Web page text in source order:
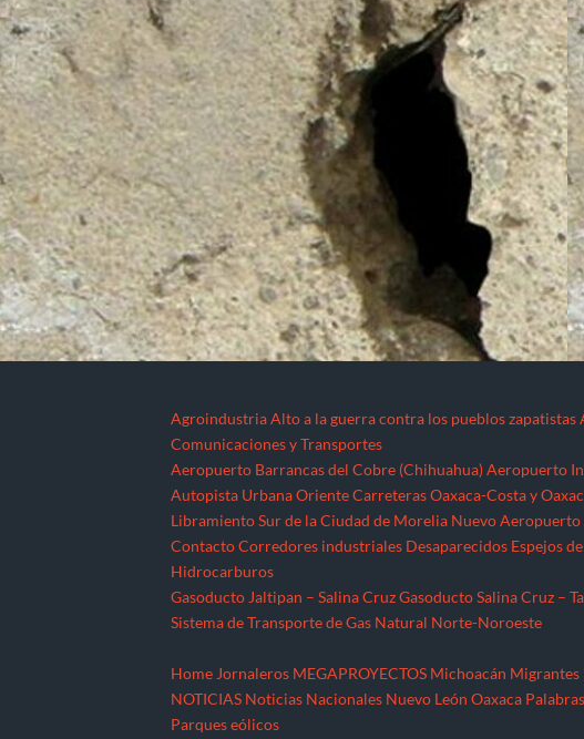
AgroindustriaAlto a la guerra contra los pueblos zapatistas
Comunicaciones y Transportes
Aeropuerto Barrancas del Cobre (Chihuahua)Aeropuerto
Autopista Urbana OrienteCarreteras Oaxaca-Costa y
Libramiento Sur de la Ciudad de Morelia Nuevo Aeropuerto
ContactoCorredores industriales Desaparecidos Espejos
Hidrocarburos
Gasoducto Jaltipan – Salina CruzGasoducto Salina Cruz –
Sistema de Transporte de Gas Natural Norte-Noroeste
Home Jornaleros MEGAPROYECTOS Michoacán Migrantes
NOTICIAS Noticias Nacionales Nuevo León Oaxaca
Parques eólicos